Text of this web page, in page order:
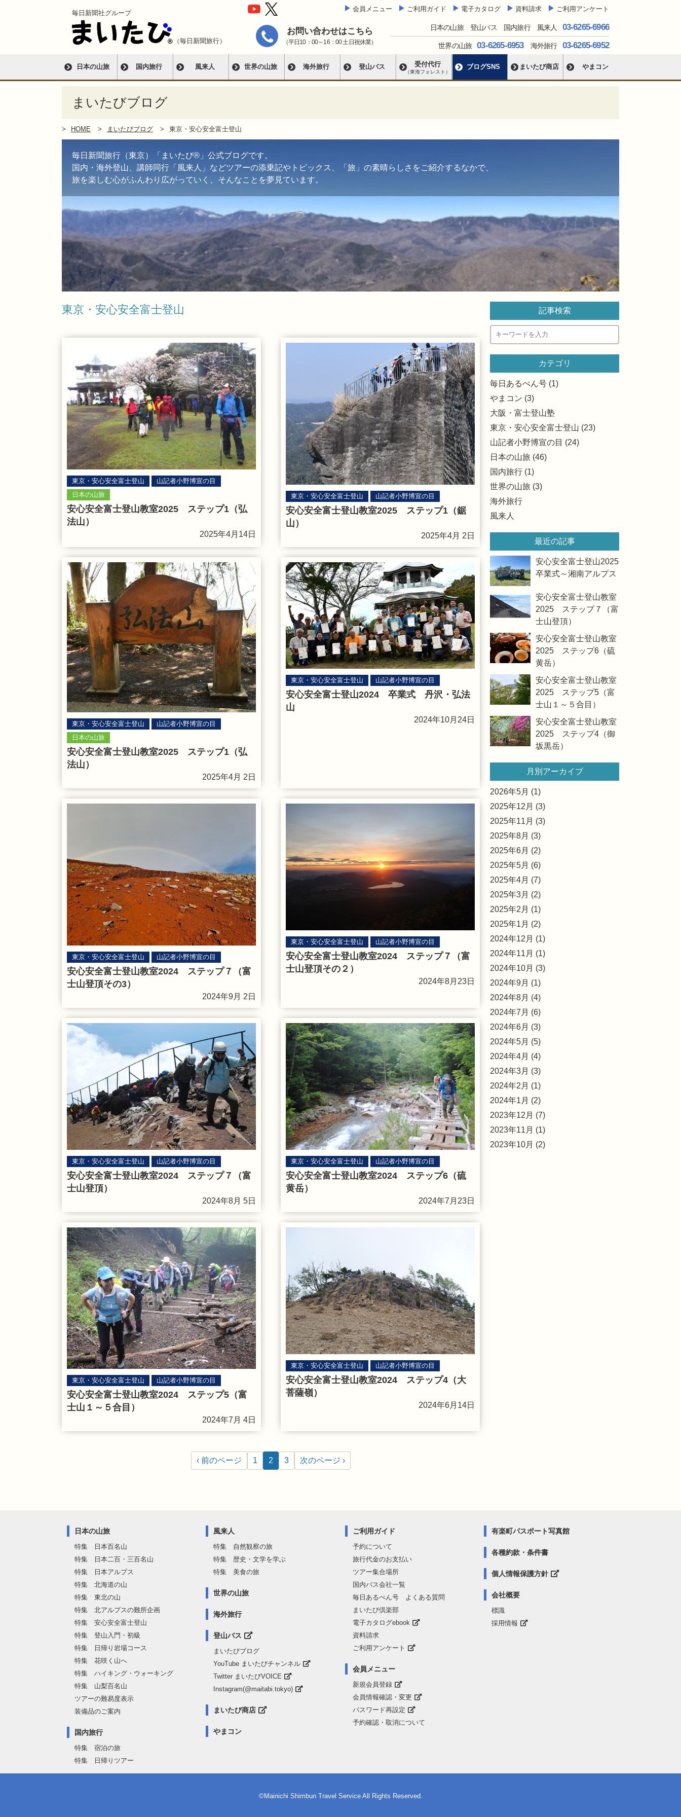
毎日新聞社グループ
（毎日新聞旅行）
会員メニュー ご利用ガイド 電子カタログ 資料請求 ご利用アンケート
お問い合わせはこちら
（平日10：00～16：00 土日祝休業）
日本の山旅 登山バス 国内旅行 風来人 03-6265-6966
世界の山旅 03-6265-6953海外旅行 03-6265-6952
日本の山旅 国内旅行 風来人 世界の山旅 海外旅行 登山バス 受付代行
（東海フォレスト）
ブログSNS まいたび商店 やまコン
まいたびブログ
HOME まいたびブログ 東京・安心安全富士登山
毎日新聞旅行（東京）「まいたび®」公式ブログです。
国内・海外登山、講師同行「風来人」などツアーの添乗記やトピックス、「旅」の素晴らしさをご紹介するなかで、
旅を楽しむ心がふんわり広がっていく、そんなことを夢見ています。
東京・安心安全富士登山
東京・安心安全富士登山
山記者小野博宣の目
日本の山旅
安心安全富士登山教室2025 ステップ1（弘
法山）
2025年4月14日
東京・安心安全富士登山 山記者小野博宣の目
安心安全富士登山教室2025 ステップ1（鋸
山）
2025年4月 2日
東京・安心安全富士登山
山記者小野博宣の目
日本の山旅
安心安全富士登山教室2025 ステップ1（弘
法山）
2025年4月 2日
東京・安心安全富士登山 山記者小野博宣の目
安心安全富士登山2024 卒業式 丹沢・弘法
山
2024年10月24日
東京・安心安全富士登山 山記者小野博宣の目
安心安全富士登山教室2024 ステップ７（富
士山登頂その3）
2024年9月 2日
東京・安心安全富士登山 山記者小野博宣の目
安心安全富士登山教室2024 ステップ７（富
士山登頂その２）
2024年8月23日
東京・安心安全富士登山 山記者小野博宣の目
安心安全富士登山教室2024 ステップ７（富
士山登頂）
2024年8月 5日
東京・安心安全富士登山 山記者小野博宣の目
安心安全富士登山教室2024 ステップ6（硫
黄岳）
2024年7月23日
東京・安心安全富士登山 山記者小野博宣の目
安心安全富士登山教室2024 ステップ5（富
士山１～５合目）
2024年7月 4日
東京・安心安全富士登山 山記者小野博宣の目
安心安全富士登山教室2024 ステップ4（大
菩薩嶺）
2024年6月14日
‹ 前のページ 1 2 3 次のページ ›
記事検索
カテゴリ
毎日あるぺん号 (1)
やまコン (3)
大阪・富士登山塾
東京・安心安全富士登山 (23)
山記者小野博宣の目 (24)
日本の山旅 (46)
国内旅行 (1)
世界の山旅 (3)
海外旅行
風来人
最近の記事
安心安全富士登山2025
卒業式～湘南アルプス
安心安全富士登山教室
2025 ステップ７（富
士山登頂）
安心安全富士登山教室
2025 ステップ6（硫
黄岳）
安心安全富士登山教室
2025 ステップ5（富
士山１～５合目）
安心安全富士登山教室
2025 ステップ4（御
坂黒岳）
月別アーカイブ
2026年5月 (1)
2025年12月 (3)
2025年11月 (3)
2025年8月 (3)
2025年6月 (2)
2025年5月 (6)
2025年4月 (7)
2025年3月 (2)
2025年2月 (1)
2025年1月 (2)
2024年12月 (1)
2024年11月 (1)
2024年10月 (3)
2024年9月 (1)
2024年8月 (4)
2024年7月 (6)
2024年6月 (3)
2024年5月 (5)
2024年4月 (4)
2024年3月 (3)
2024年2月 (1)
2024年1月 (2)
2023年12月 (7)
2023年11月 (1)
2023年10月 (2)
日本の山旅
特集 日本百名山
特集 日本二百・三百名山
特集 日本アルプス
特集 北海道の山
特集 東北の山
特集 北アルプスの難所企画
特集 安心安全富士登山
特集 登山入門・初級
特集 日帰り岩場コース
特集 花咲く山へ
特集 ハイキング・ウォーキング
特集 山梨百名山
ツアーの難易度表示
装備品のご案内
国内旅行
特集 宿泊の旅
特集 日帰りツアー
風来人
特集 自然観察の旅
特集 歴史・文学を学ぶ
特集 美食の旅
世界の山旅
海外旅行
登山バス
まいたびブログ
YouTube まいたびチャンネル
Twitter まいたびVOICE
Instagram(@maitabi.tokyo)
まいたび商店
やまコン
ご利用ガイド
予約について
旅行代金のお支払い
ツアー集合場所
国内バス会社一覧
毎日あるぺん号 よくある質問
まいたび倶楽部
電子カタログebook
資料請求
ご利用アンケート
会員メニュー
新規会員登録
会員情報確認・変更
パスワード再設定
予約確認・取消について
有楽町パスポート写真館
各種約款・条件書
個人情報保護方針
会社概要
標識
採用情報
©Mainichi Shimbun Travel Service All Rights Reserved.